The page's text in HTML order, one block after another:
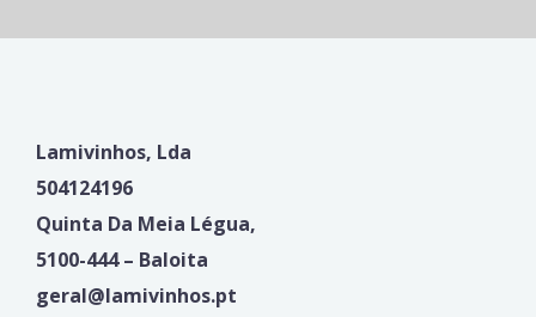
Lamivinhos, Lda
504124196
Quinta Da Meia Légua,
5100-444 – Baloita
geral@lamivinhos.pt